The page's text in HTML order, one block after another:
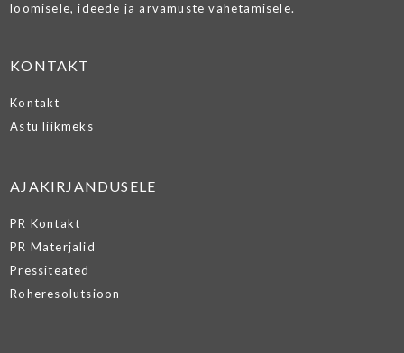
loomisele, ideede ja arvamuste vahetamisele.
KONTAKT
Kontakt
Astu liikmeks
AJAKIRJANDUSELE
PR Kontakt
PR Materjalid
Pressiteated
Roheresolutsioon